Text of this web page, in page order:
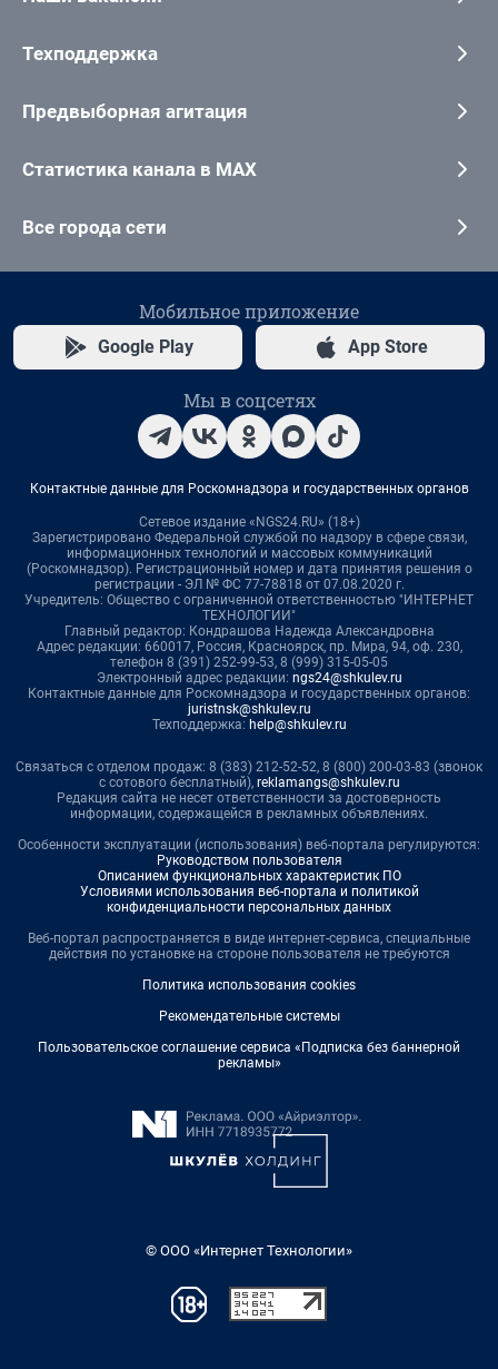
Техподдержка
Предвыборная агитация
Статистика канала в MAX
Все города сети
Мобильное приложение
Google Play App Store
Мы в соцсетях
Контактные данные для Роскомнадзора и государственных органов
Сетевое издание «NGS24.RU» (18+)
Зарегистрировано Федеральной службой по надзору в сфере связи,
информационных технологий и массовых коммуникаций
(Роскомнадзор). Регистрационный номер и дата принятия решения о
регистрации - ЭЛ № ФС 77-78818 от 07.08.2020 г.
Учредитель: Общество с ограниченной ответственностью "ИНТЕРНЕТ
ТЕХНОЛОГИИ"
Главный редактор: Кондрашова Надежда Александровна
Адрес редакции: 660017, Россия, Красноярск, пр. Мира, 94, оф. 230,
телефон 8 (391) 252-99-53, 8 (999) 315-05-05
Электронный адрес редакции: ngs24@shkulev.ru
Контактные данные для Роскомнадзора и государственных органов:
juristnsk@shkulev.ru
Техподдержка: help@shkulev.ru
Связаться с отделом продаж: 8 (383) 212-52-52, 8 (800) 200-03-83 (звонок
с сотового бесплатный), reklamangs@shkulev.ru
Редакция сайта не несет ответственности за достоверность
информации, содержащейся в рекламных объявлениях.
Особенности эксплуатации (использования) веб-портала регулируются:
Руководством пользователя
Описанием функциональных характеристик ПО
Условиями использования веб-портала и политикой
конфиденциальности персональных данных
Веб-портал распространяется в виде интернет-сервиса, специальные
действия по установке на стороне пользователя не требуются
Политика использования cookies
Рекомендательные системы
Пользовательское соглашение сервиса «Подписка без баннерной
рекламы»
© ООО «Интернет Технологии»